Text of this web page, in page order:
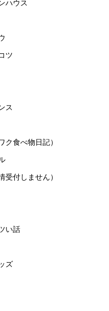
ハウス
ツ
ス
ク食べ物日記）
受付しません）
い話
ズ